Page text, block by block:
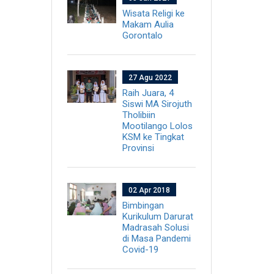
Wisata Religi ke
Makam Aulia
Gorontalo
27 Agu 2022
Raih Juara, 4
Siswi MA Sirojuth
Tholibiin
Mootilango Lolos
KSM ke Tingkat
Provinsi
02 Apr 2018
Bimbingan
Kurikulum Darurat
Madrasah Solusi
di Masa Pandemi
Covid-19